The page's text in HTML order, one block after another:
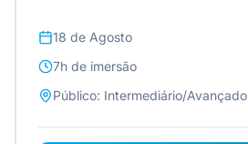
18 de Agosto
7h de imersão
Público: Intermediário/Avançado